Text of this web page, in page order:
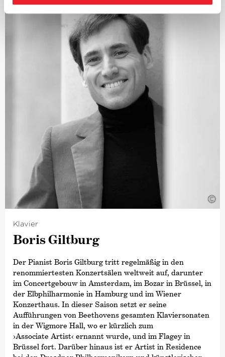
dem Norwegian Radio Orchestra und der Warschauer
Philharmonie.
Zu den Höhepunkten der vergangenen drei Spielzeiten
zählen Debüts beim Rundfunk-Sinfonieorchester Berlin,
beim WDR Sinfonieorchester und bei der NDR
Radiophilharmonie sowie Wiedereinladungen zum
Symphonieorchester des Bayerischen Rundfunks, zum
London Symphony Orchestra, zum Finnish Radio
Symphony Orchestra, zum Gürzenich-Orchester Köln,
zum Orchestre Philharmonique du Luxembourg, zum
Musikkollegium Winterthur und zur Deutschen
Kammer­philharmonie Bremen.
Sein Nordamerika-Debüt gab Duncan Ward 2022 an der
Metropolitan Opera mit einer Aufführung von
›Die Zauberflöte‹
Zu seinen jüngsten Opernproduktionen zählen
›Ein Mittsommernachtstraum‹
am Opernhaus Zürich,
›The Turn of the Screw‹an der English National Opera,
›Così fan tutte ‹
›Peter Grimes‹an der Oper Köln sowie
Duncan Wards Leidenschaft für ein breit gefächertes
Repertoire führte zu einer Zusammenarbeit mit
führenden Spezialensembles – von Les Siècles und dem
Balthasar Neumann Orchestra bis hin zum Ensemble
Modern und zum Ensemble intercontemporain. Im
Rahmen seiner gemeinnützigen Tätigkeit in Europa und
Asien studierte er zudem indische klassische Musik bei
Ravi Shankar.
©
Klavier
Boris Giltburg
Der Pianist Boris Giltburg tritt regelmäßig in den
renommiertesten Konzertsälen weltweit auf, darunter
im Concertgebouw in Amsterdam, im Bozar in Brüssel, in
der Elbphilharmonie in Hamburg und im Wiener
Konzerthaus. In dieser Saison setzt er seine
Aufführungen von Beethovens gesamten Klaviersonaten
in der Wigmore Hall, wo er kürzlich zum
›Associate Artist‹ ernannt wurde, und im Flagey in
Brüssel fort. Darüber hinaus ist er Artist in Residence